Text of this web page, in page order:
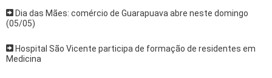
Dia das Mães: comércio de Guarapuava abre neste domingo
(05/05)
Hospital São Vicente participa de formação de residentes em
Medicina